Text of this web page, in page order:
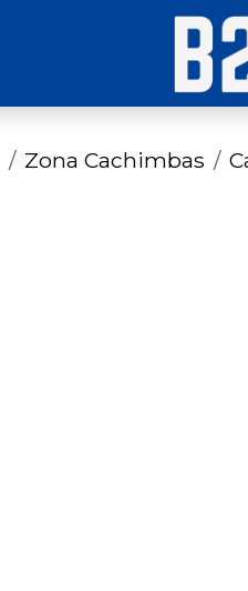
Zona Cachimbas